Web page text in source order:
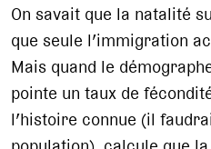
On savait que la natalité
que seule l’immigration
Mais quand le
pointe un taux de
l’histoire connue (il